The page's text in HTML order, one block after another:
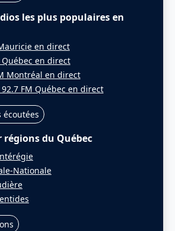
les plus populaires en
en direct
Québec en direct
Montréal en direct
FM Québec en direct
écoutées
régions du Québec
Nationale